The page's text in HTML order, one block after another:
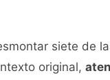
siete de
original,